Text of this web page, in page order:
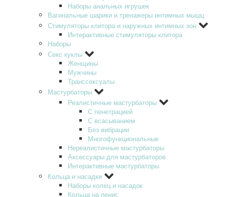
Наборы анальных игрушек
Вагинальные шарики и тренажеры интимных мышц
Стимуляторы клитора и наружных интимных зон
Интерактивные стимуляторы клитора
Наборы
Секс куклы
Женщины
Мужчины
Транссексуалы
Мастурбаторы
Реалистичные мастурбаторы
С пенетрацией
С всасыванием
Без вибрации
Многофункциональные
Нереалистичные мастурбаторы
Аксессуары для мастурбаторов
Интерактивные мастурбаторы
Кольца и насадки
Наборы колец и насадок
Кольца на пенис